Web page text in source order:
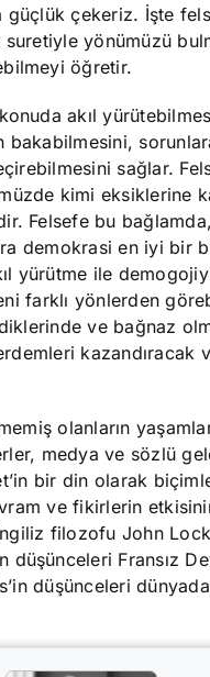
güçlük çekeriz. İşte
suretiyle yönümüzü
öğretir.
akıl
sağlar.
kimi eksiklerine
Felsefe bu
demokrasi en iyi bir
yürütme ile
farklı yönlerden
ve bağnaz
kazandıracak
olanların
medya ve sözlü
bir din olarak
ve fikirlerin
filozofu John
düşünceleri Fransız
düşünceleri